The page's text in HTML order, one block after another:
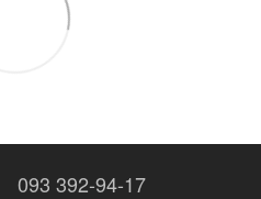
093 392-94-17